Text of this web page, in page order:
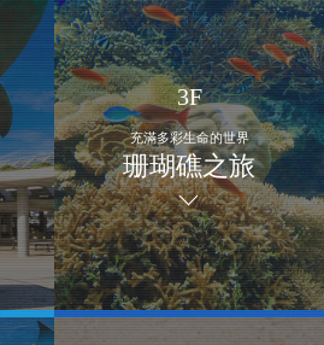
3F
充滿多彩生命的世界
珊瑚礁之旅